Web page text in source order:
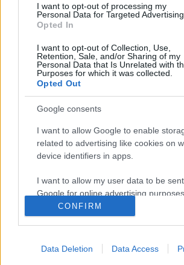
I want to opt-out of processing my
Personal Data for Targeted Advertising.
Opted In
I want to opt-out of Collection, Use,
Retention, Sale, and/or Sharing of my
Personal Data that Is Unrelated with
Purposes for which it was collected.
Opted Out
Google consents
I want to allow Google to enable
related to advertising like cookies on
device identifiers in apps.
I want to allow my user data to be
Google for online advertising purposes.
I want to allow Google to send me
I want to allow Google to enable
CONFIRM
Data Deletion Data Access
szükségét). Nemzetiségi politikájában is
hirdette.